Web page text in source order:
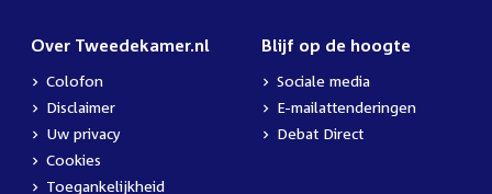
Over Tweedekamer.nl
Colofon
Disclaimer
Uw privacy
Cookies
Toegankelijkheid
Blijf op de hoogte
Sociale media
E-mailattenderingen
Debat Direct